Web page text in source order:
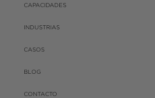
CAPACIDADES
INDUSTRIAS
CASOS
BLOG
CONTACTO